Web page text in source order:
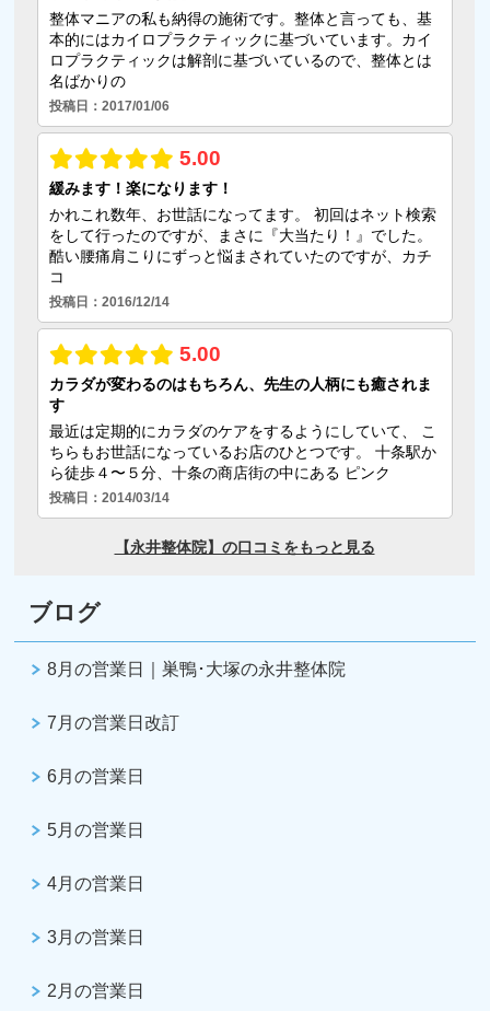
ブログ
8月の営業日｜巣鴨･大塚の永井整体院
7月の営業日改訂
6月の営業日
5月の営業日
4月の営業日
3月の営業日
2月の営業日